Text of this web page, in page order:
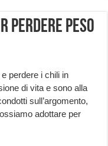
perdere peso
e perdere i chili in
di vita e sono alla
sull’argomento,
adottare per